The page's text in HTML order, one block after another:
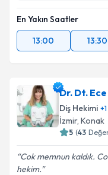
En Yakın Saatler
13:00
13:30
Dr. Dt.
Diş Hekimi +1
İzmir, Konak
5 (43
Cok memnun kaldık.
hekim.